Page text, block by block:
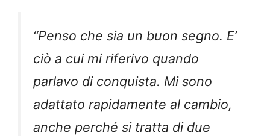
“Penso che sia un buon segno. E’
ciò a cui mi riferivo quando
parlavo di conquista. Mi sono
adattato rapidamente al cambio,
anche perché si tratta di due